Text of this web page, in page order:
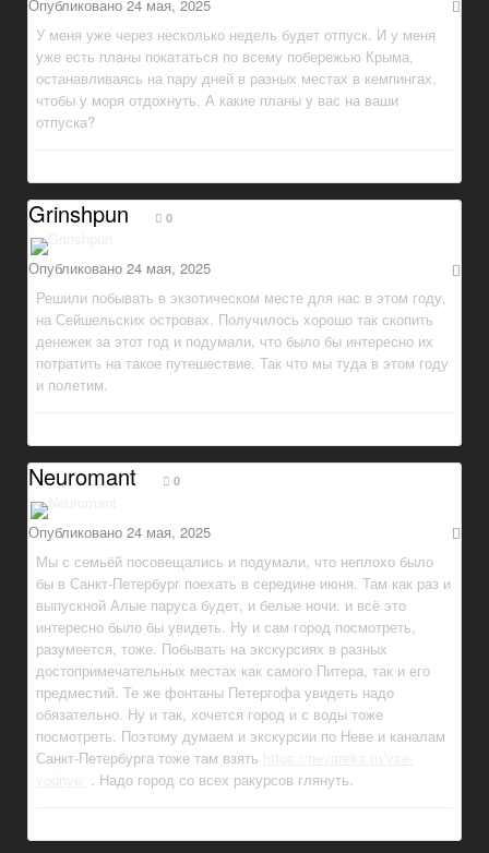
Опубликовано 24 мая, 2025
У меня уже через несколько недель будет отпуск. И у меня
уже есть планы покататься по всему побережью Крыма,
останавливаясь на пару дней в разных местах в кемпингах,
чтобы у моря отдохнуть. А какие планы у вас на ваши
отпуска?
Grinshpun 0
Опубликовано 24 мая, 2025
Решили побывать в экзотическом месте для нас в этом году,
на Сейшельских островах. Получилось хорошо так скопить
денежек за этот год и подумали, что было бы интересно их
потратить на такое путешествие. Так что мы туда в этом году
и полетим.
Neuromant 0
Опубликовано 24 мая, 2025
Мы с семьёй посовещались и подумали, что неплохо было
бы в Санкт-Петербург поехать в середине июня. Там как раз и
выпускной Алые паруса будет, и белые ночи. и всё это
интересно было бы увидеть. Ну и сам город посмотреть,
разумеется, тоже. Побывать на экскурсиях в разных
достопримечательных местах как самого Питера, так и его
предместий. Те же фонтаны Петергофа увидеть надо
обязательно. Ну и так, хочется город и с воды тоже
посмотреть. Поэтому думаем и экскурсии по Неве и каналам
Санкт-Петербурга тоже там взять
. Надо город со всех ракурсов глянуть.